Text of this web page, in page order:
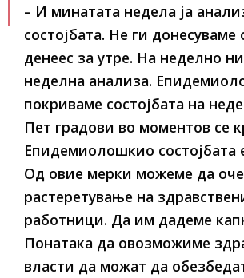
– И минатата недела ја
состојбата. Не ги
денеес за утре. На неделно
неделна анализа.
покриваме состојбата на
Пет градови во моментов се
Епидемиолошкио состојбата
Од овие мерки можеме да
растеретување на
работници. Да им дадеме
Понатака да овозможиме
власти да можат да